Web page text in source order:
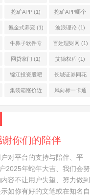
析系统(1) 股票(1)
挖矿APP(1) 挖矿APP哪个
靠谱(1)
氪金式养宠(1) 波浪理论 (1)
牛鼻子软件专
业版(1)
百姓理财网 (1)
网贷家门 (1) 艾德权程 (1)
锦江投资股吧
(1)
长城证券同花
顺(1)
集装箱涨价近 风向标一卡通
谢你们的陪伴
对平台的支持与陪伴、平
2025年蛇年大吉、我们会努
容不让用户失望、努力做到
如你有好的文笔或在知名自